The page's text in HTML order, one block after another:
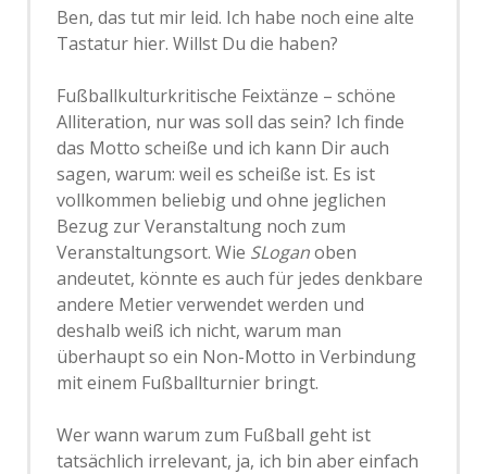
Ben, das tut mir leid. Ich habe noch eine alte
Tastatur hier. Willst Du die haben?
Fußballkulturkritische Feixtänze – schöne
Alliteration, nur was soll das sein? Ich finde
das Motto scheiße und ich kann Dir auch
sagen, warum: weil es scheiße ist. Es ist
vollkommen beliebig und ohne jeglichen
Bezug zur Veranstaltung noch zum
Veranstaltungsort. Wie SLoganoben
andeutet, könnte es auch für jedes denkbare
andere Metier verwendet werden und
deshalb weiß ich nicht, warum man
überhaupt so ein Non-Motto in Verbindung
mit einem Fußballturnier bringt.
Wer wann warum zum Fußball geht ist
tatsächlich irrelevant, ja, ich bin aber einfach